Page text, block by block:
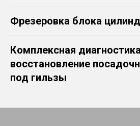
Фрезеровка блока
Комплексная
восстановление
под гильзы